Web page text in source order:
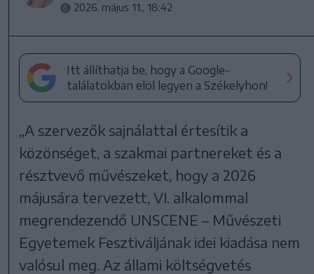
2026. május 11., 18:42
Itt állíthatja be, hogy a Google-
találatokban elöl legyen a Székelyhon!
„A szervezők sajnálattal értesítik a
közönséget, a szakmai partnereket és a
résztvevő művészeket, hogy a 2026
májusára tervezett, VI. alkalommal
megrendezendő UNSCENE – Művészeti
Egyetemek Fesztiváljának idei kiadása nem
valósul meg. Az állami költségvetés